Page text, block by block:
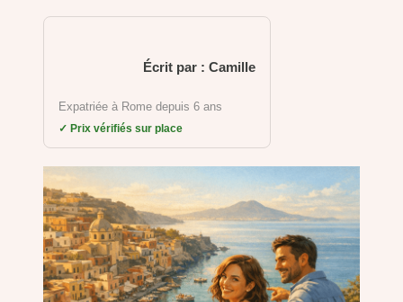
Écrit par : Camille
Expatriée à Rome depuis 6 ans
✓ Prix vérifiés sur place